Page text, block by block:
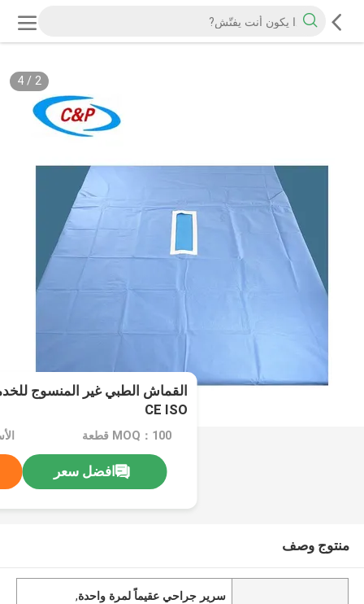
2
/
4
القماش الطبي غير المنسوج
CE ISO
MOQ：100 قطعة
افضل سعر
منتوج وصف
سرير جراحي عقيماً لمرة واحدة,